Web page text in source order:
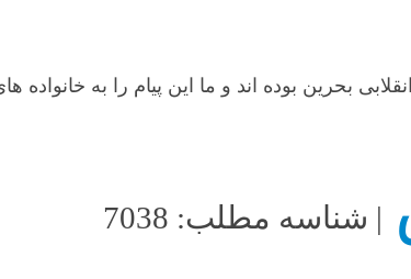
بحرین بوده اند و ما این پیام را به
| شناسه مطلب: 7038